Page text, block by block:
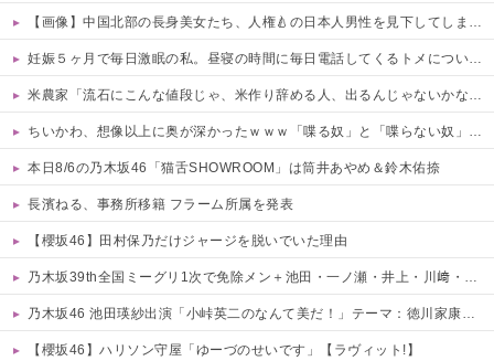
【画像】中国北部の長身美女たち、人権🍐の日本人男性を見下してしまうｗｗｗｗ 他
妊娠５ヶ月で毎日激眠の私。昼寝の時間に毎日電話してくるトメについにブチギレ「ボケ入ってんのか！」怒鳴ってガチャ切りした結果ｗｗ←妊婦の睡眠を邪魔する奴は容赦しない
米農家「流石にこんな値段じゃ、米作り辞める人、出るんじゃないかなあ？？」
ちいかわ、想像以上に奥が深かったｗｗｗ「喋る奴」と「喋らない奴」で人格に差がある模様
本日8/6の乃木坂46「猫舌SHOWROOM」は筒井あやめ＆鈴木佑捺
長濱ねる、事務所移籍 フラーム所属を発表
【櫻坂46】田村保乃だけジャージを脱いでいた理由
乃木坂39th全国ミーグリ1次で免除メン＋池田・一ノ瀬・井上・川﨑・菅原・中西が全完売
乃木坂46 池田瑛紗出演「小峠英二のなんて美だ！」テーマ：徳川家康【2025.8.5 24:00〜 TOKYO MX】
【櫻坂46】ハリソン守屋「ゆーづのせいです」【ラヴィット!】